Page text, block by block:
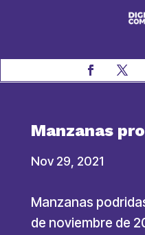
Manzanas
Nov 29, 2021
Manzanas
de noviembre de